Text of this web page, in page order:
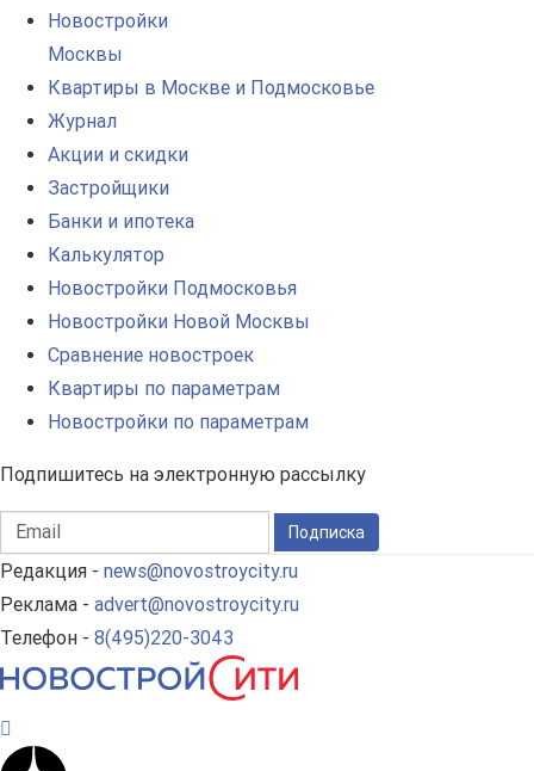
Новостройки
Москвы
Квартиры в Москве и Подмосковье
Журнал
Акции и скидки
Застройщики
Банки и ипотека
Калькулятор
Новостройки Подмосковья
Новостройки Новой Москвы
Сравнение новостроек
Квартиры по параметрам
Новостройки по параметрам
Подпишитесь на электронную рассылку
Подписка
Редакция - news@novostroycity.ru
Реклама - advert@novostroycity.ru
Телефон - 8(495)220-3043